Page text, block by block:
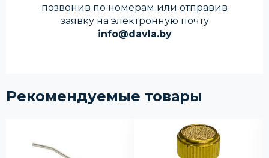
позвонив по номерам или отправив
заявку на электронную почту
info@davla.by
Рекомендуемые товары